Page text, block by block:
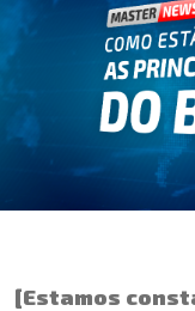
[Estamos